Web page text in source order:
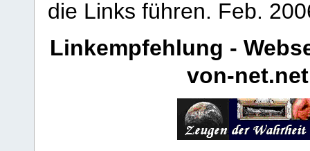
die Links führen. Feb.
Linkempfehlung -
von-net.net